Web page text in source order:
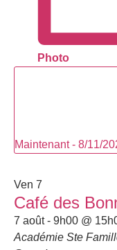
Photo
Maintenant- 8/11/
Ven 7
Café des
7 août - 9h00@
Académie Ste